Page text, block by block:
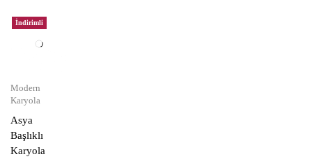
İndirimli
Modern
Karyola
Asya
Başlıklı
Karyola